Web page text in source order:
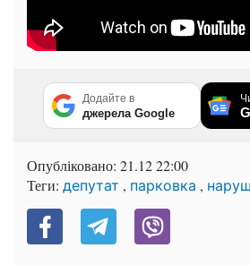
Додайте в
джерела Google
Опубліковано: 21.12 22:00
Теги: депутат , парковка ,